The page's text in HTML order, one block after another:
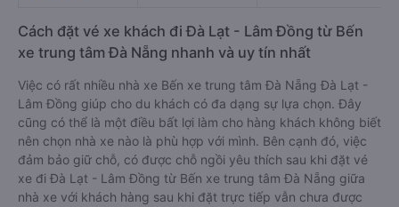
Cách đặt vé xe khách đi Đà Lạt - Lâm Đồng từ Bến
xe trung tâm Đà Nẵng nhanh và uy tín nhất
Việc có rất nhiều nhà xe Bến xe trung tâm Đà Nẵng Đà Lạt -
Lâm Đồng giúp cho du khách có đa dạng sự lựa chọn. Đây
cũng có thể là một điều bất lợi làm cho hàng khách không biết
nên chọn nhà xe nào là phù hợp với mình. Bên cạnh đó, việc
đảm bảo giữ chỗ, có được chỗ ngồi yêu thích sau khi đặt vé
xe đi Đà Lạt - Lâm Đồng từ Bến xe trung tâm Đà Nẵng giữa
nhà xe với khách hàng sau khi đặt trực tiếp vẫn chưa được